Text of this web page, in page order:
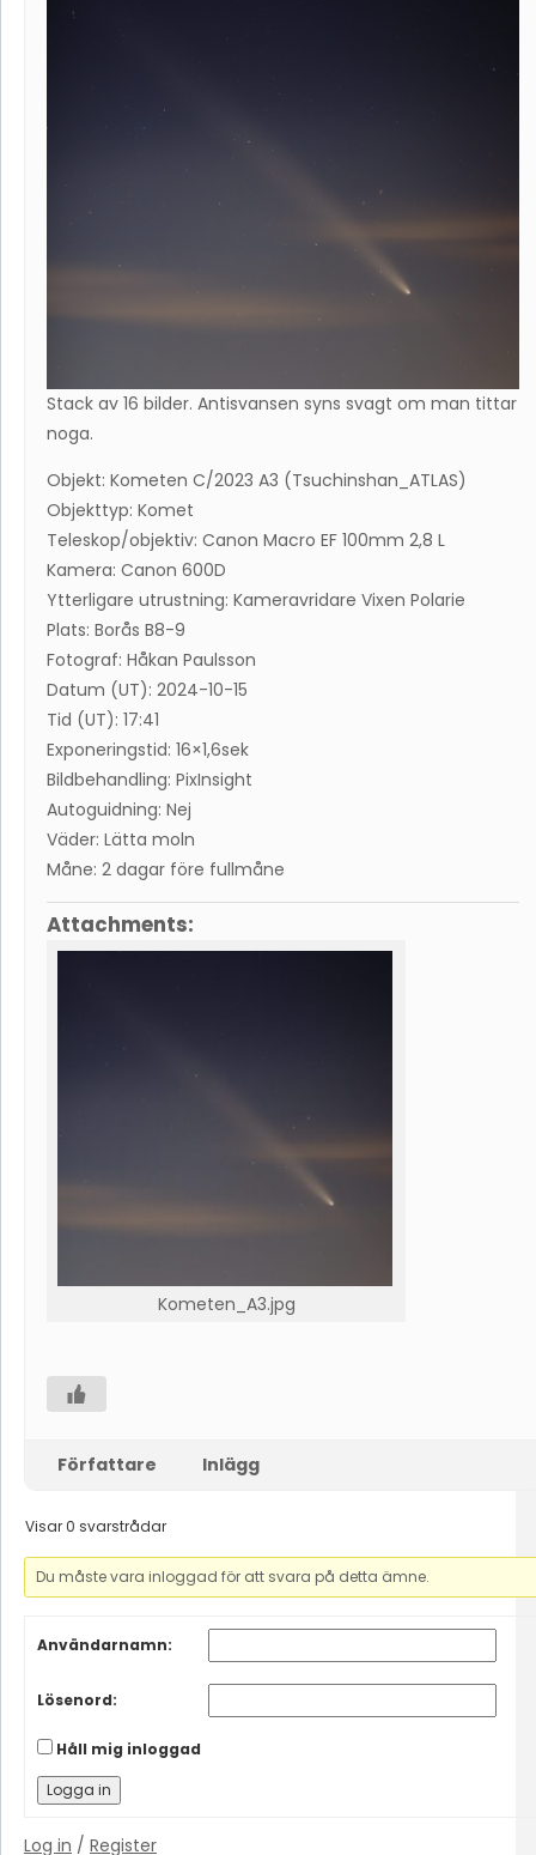
Stack av 16 bilder. Antisvansen syns svagt om man tittar
noga.
Objekt: Kometen C/2023 A3 (Tsuchinshan_ATLAS)
Objekttyp: Komet
Teleskop/objektiv: Canon Macro EF 100mm 2,8 L
Kamera: Canon 600D
Ytterligare utrustning: Kameravridare Vixen Polarie
Plats: Borås B8-9
Fotograf: Håkan Paulsson
Datum (UT): 2024-10-15
Tid (UT): 17:41
Exponeringstid: 16×1,6sek
Bildbehandling: PixInsight
Autoguidning: Nej
Väder: Lätta moln
Måne: 2 dagar före fullmåne
Attachments:
Kometen_A3.jpg
Författare Inlägg
Visar 0 svarstrådar
Du måste vara inloggad för att svara på detta ämne.
Användarnamn:
Lösenord:
Håll mig inloggad
Logga in
Log in / Register